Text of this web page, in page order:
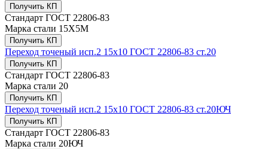
Получить КП
Стандарт ГОСТ 22806-83
Марка стали 15Х5М
Получить КП
Переход точеный исп.2 15х10 ГОСТ 22806-83 ст.20
Получить КП
Стандарт ГОСТ 22806-83
Марка стали 20
Получить КП
Переход точеный исп.2 15х10 ГОСТ 22806-83 ст.20ЮЧ
Получить КП
Стандарт ГОСТ 22806-83
Марка стали 20ЮЧ